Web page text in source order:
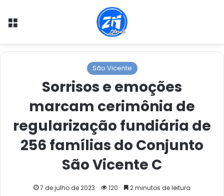
Menu
São Vicente
Sorrisos e emoções
marcam cerimônia de
regularização fundiária de
256 famílias do Conjunto
São Vicente C
7 de julho de 2023 120 2 minutos de leitura